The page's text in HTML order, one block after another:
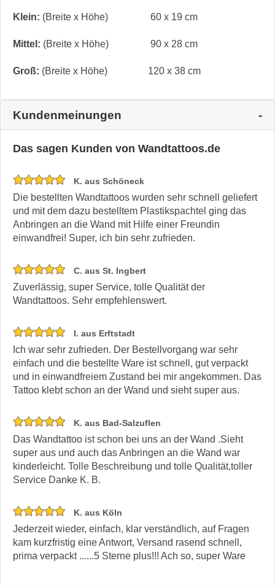
Klein: (Breite x Höhe) 60 x 19 cm
Mittel: (Breite x Höhe) 90 x 28 cm
Groß: (Breite x Höhe) 120 x 38 cm
Kundenmeinungen
Das sagen Kunden von Wandtattoos.de
K. aus Schöneck
Die bestellten Wandtattoos wurden sehr schnell geliefert
und mit dem dazu bestelltem Plastikspachtel ging das
Anbringen an die Wand mit Hilfe einer Freundin
einwandfrei! Super, ich bin sehr zufrieden.
C. aus St. Ingbert
Zuverlässig, super Service, tolle Qualität der
Wandtattoos. Sehr empfehlenswert.
I. aus Erftstadt
Ich war sehr zufrieden. Der Bestellvorgang war sehr
einfach und die bestellte Ware ist schnell, gut verpackt
und in einwandfreiem Zustand bei mir angekommen. Das
Tattoo klebt schon an der Wand und sieht super aus.
K. aus Bad-Salzuflen
Das Wandtattoo ist schon bei uns an der Wand .Sieht
super aus und auch das Anbringen an die Wand war
kinderleicht. Tolle Beschreibung und tolle Qualität,toller
Service Danke K. B.
K. aus Köln
Jederzeit wieder, einfach, klar verständlich, auf Fragen
kam kurzfristig eine Antwort, Versand rasend schnell,
prima verpackt ......5 Sterne plus!!! Ach so, super Ware